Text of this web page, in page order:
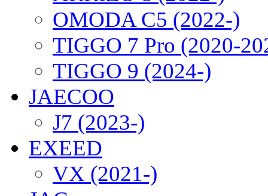
OMODA C5 (2022-)
TIGGO 7 Pro (2020-
TIGGO 9 (2024-)
JAECOO
J7 (2023-)
EXEED
VX (2021-)